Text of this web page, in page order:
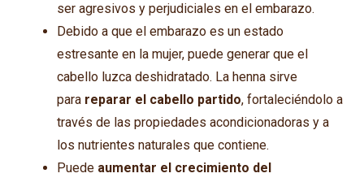
ser agresivos y perjudiciales en el embarazo.
Debido a que el embarazo es un estado
estresante en la mujer, puede generar que el
cabello luzca deshidratado. La henna sirve
para reparar el cabello partido, fortaleciéndolo a
través de las propiedades acondicionadoras y a
los nutrientes naturales que contiene.
Puede aumentar el crecimiento del